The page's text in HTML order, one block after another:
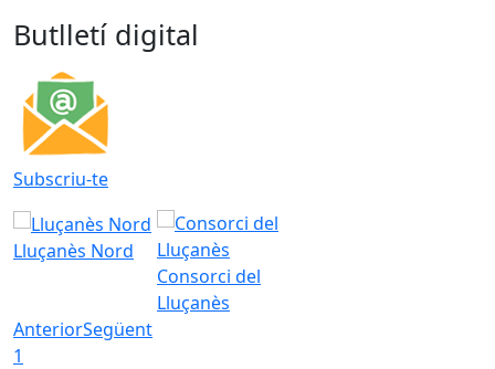
Butlletí digital
Subscriu-te
Lluçanès Nord
Consorci del
Lluçanès
AnteriorSegüent
1